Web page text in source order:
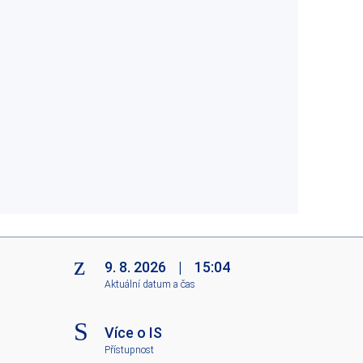
9. 8. 2026 | 15:04
Aktuální datum a čas
Více o IS
Přístupnost